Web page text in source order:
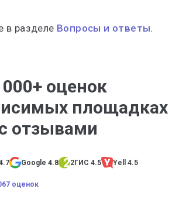
в разделе Вопросы и ответы.
000+ оценок
площадках
отзывами
Google 4.8 2ГИС 4.5 Yell 4.5
оценок